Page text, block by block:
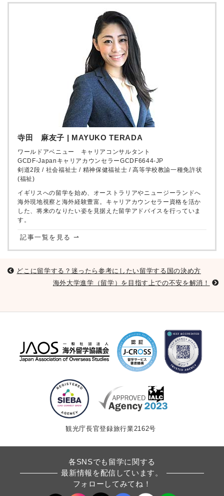
寺田 麻友子 | MAYUKO TERADA
ワールドアベニュー キャリアコンサルタント
GCDF-JapanキャリアカウンセラーGCDF6644-JP
剣道2段 / 社会福祉士 / 精神保健福祉士 / 高等学校教諭一種免許状
(福祉)
イギリスへの留学を始め、オーストラリアやニュージーランドへ
海外現地視察と海外経験豊富。キャリアカウンセラー資格を活か
した、将来のなりたい姿を見据えた留学アドバイスを行っていま
す。
記事一覧を見る ⇀
どこに留学する？迷ったら参考にしたい留学する国の決め方
海外大学進学（留学）を目指す上での不安を解消！
観光庁長官登録旅行業2162号
各SNSでも留学に関する
最新情報を配信しています。
フォローしてみてね！